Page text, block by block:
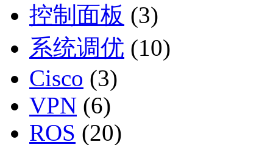
控制面板 (3)
系统调优 (10)
Cisco (3)
VPN (6)
ROS (20)